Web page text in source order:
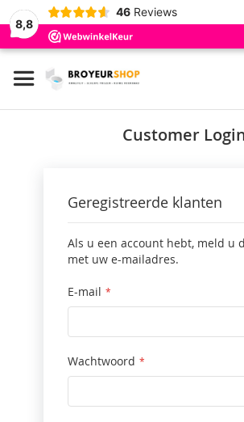
8,8
46 Reviews
Ga
naar
de
Customer
Geregistreerde klanten
Als u een account hebt, meld u
met uw e-mailadres.
E-mail
Wachtwoord